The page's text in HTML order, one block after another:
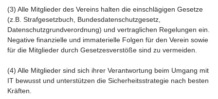
(3) Alle Mitglieder des Vereins halten die einschlägigen Gesetze
(z.B. Strafgesetzbuch, Bundesdatenschutzgesetz,
Datenschutzgrundverordnung) und vertraglichen Regelungen ein.
Negative finanzielle und immaterielle Folgen für den Verein sowie
für die Mitglieder durch Gesetzesverstöße sind zu vermeiden.
(4) Alle Mitglieder sind sich ihrer Verantwortung beim Umgang mit
IT bewusst und unterstützen die Sicherheitsstrategie nach besten
Kräften.